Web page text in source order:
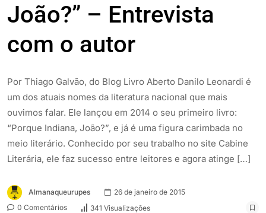
João?” – Entrevista
com o autor
Por Thiago Galvão, do Blog Livro Aberto Danilo Leonardi é
um dos atuais nomes da literatura nacional que mais
ouvimos falar. Ele lançou em 2014 o seu primeiro livro:
“Porque Indiana, João?”, e já é uma figura carimbada no
meio literário. Conhecido por seu trabalho no site Cabine
Literária, ele faz sucesso entre leitores e agora atinge […]
Almanaqueurupes
26 de janeiro de 2015
0 Comentários
341 Visualizações